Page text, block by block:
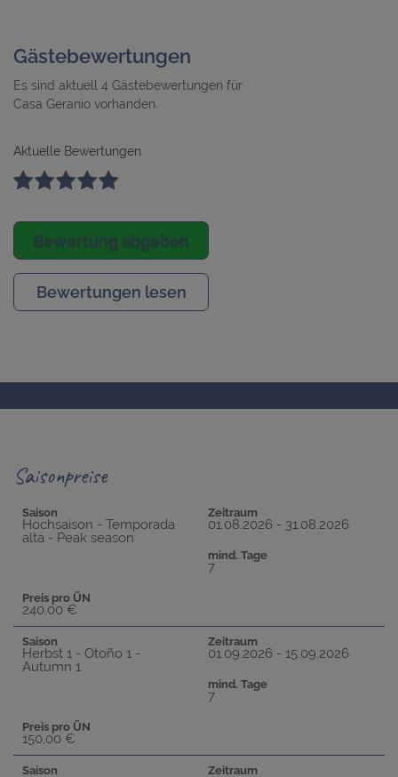
Gästebewertungen
Es sind aktuell 4 Gästebewertungen für
Casa Geranio vorhanden.
Aktuelle Bewertungen
Bewertung abgeben
Bewertungen lesen
Saisonpreise
Saison
Hochsaison - Temporada
alta - Peak season
Zeitraum
01.08.2026 - 31.08.2026
mind. Tage
7
Preis pro ÜN
240,00 €
Saison
Herbst 1 - Otoño 1 -
Autumn 1
Zeitraum
01.09.2026 - 15.09.2026
mind. Tage
7
Preis pro ÜN
150,00 €
Saison Zeitraum